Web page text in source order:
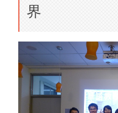
優秀表現
活動照片
自編教材
界